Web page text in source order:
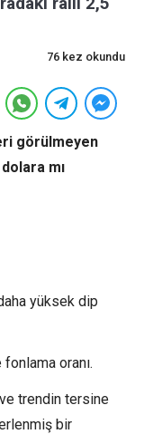
76 kez okundu
görülmeyen
mı
yüksek dip
oranı.
trendin tersine
bir